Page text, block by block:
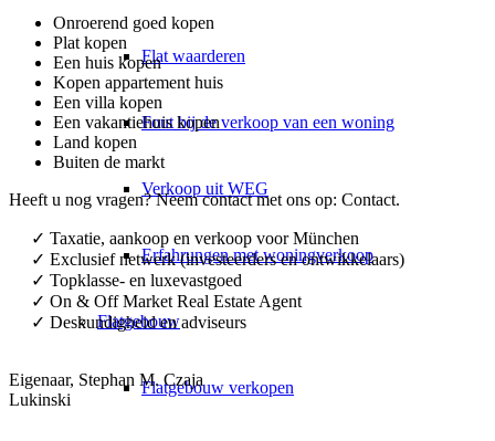
Flat waarderen
Fout bij de verkoop van een woning
Verkoop uit WEG
Erfahrungen met woningverkoop
Flatgebouw
Flatgebouw verkopen
Onroerend goed kopen
Plat kopen
Een huis kopen
Kopen appartement huis
Een villa kopen
Een vakantiehuis kopen
Land kopen
Buiten de markt
Heeft u nog vragen? Neem contact met ons op: Contact.
✓ Taxatie, aankoop en verkoop voor München
✓ Exclusief netwerk (investeerders en ontwikkelaars)
✓ Topklasse- en luxevastgoed
✓ On & Off Market Real Estate Agent
✓ Deskundigheid en adviseurs
Eigenaar, Stephan M. Czaja
Lukinski